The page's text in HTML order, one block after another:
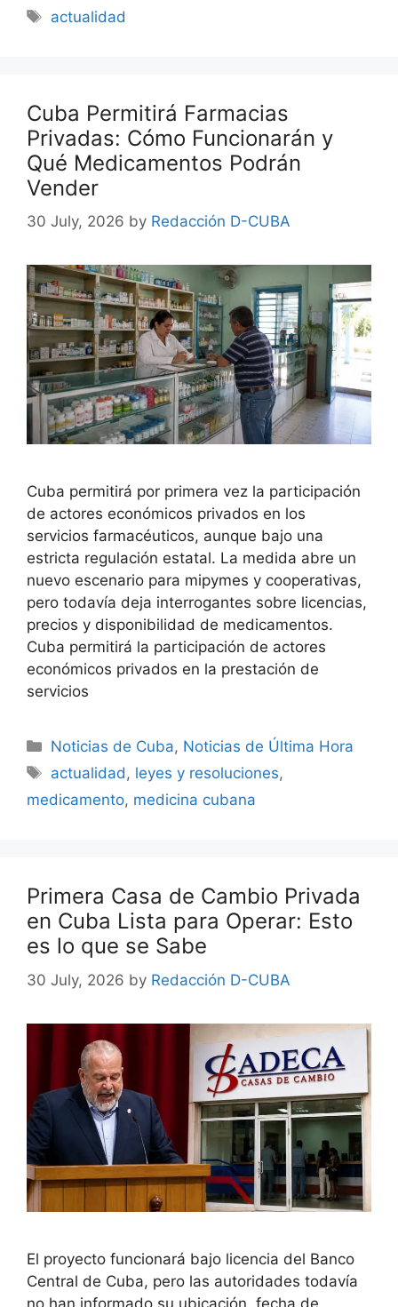
Tags
actualidad
Cuba Permitirá Farmacias
Privadas: Cómo Funcionarán y
Qué Medicamentos Podrán
Vender
30 July, 2026 by Redacción D-CUBA
Cuba permitirá por primera vez la participación
de actores económicos privados en los
servicios farmacéuticos, aunque bajo una
estricta regulación estatal. La medida abre un
nuevo escenario para mipymes y cooperativas,
pero todavía deja interrogantes sobre licencias,
precios y disponibilidad de medicamentos.
Cuba permitirá la participación de actores
económicos privados en la prestación de
servicios
Categories
Noticias de Cuba, Noticias de Última Hora
Tags
actualidad, leyes y resoluciones,
medicamento, medicina cubana
Primera Casa de Cambio Privada
en Cuba Lista para Operar: Esto
es lo que se Sabe
30 July, 2026 by Redacción D-CUBA
El proyecto funcionará bajo licencia del Banco
Central de Cuba, pero las autoridades todavía